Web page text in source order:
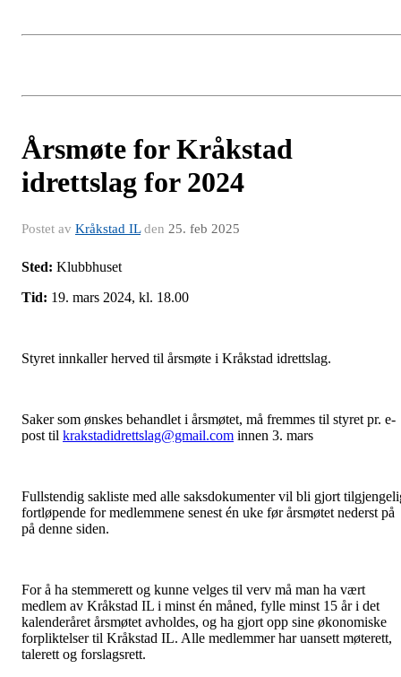
Årsmøte for Kråkstad
idrettslag for 2024
Postet av Kråkstad ILden 25. feb 2025
Sted: Klubbhuset
Tid: 19. mars 2024, kl. 18.00
Styret innkaller herved til årsmøte i Kråkstad idrettslag.
Saker som ønskes behandlet i årsmøtet, må fremmes til styret pr. e-
post til krakstadidrettslag@gmail.com innen 3. mars
Fullstendig sakliste med alle saksdokumenter vil bli gjort
fortløpende for medlemmene senest én uke før årsmøtet nederst på
på denne siden.
For å ha stemmerett og kunne velges til verv må man ha vært
medlem av Kråkstad IL i minst én måned, fylle minst 15 år i det
kalenderåret årsmøtet avholdes, og ha gjort opp sine økonomiske
forpliktelser til Kråkstad IL. Alle medlemmer har uansett møterett,
talerett og forslagsrett.